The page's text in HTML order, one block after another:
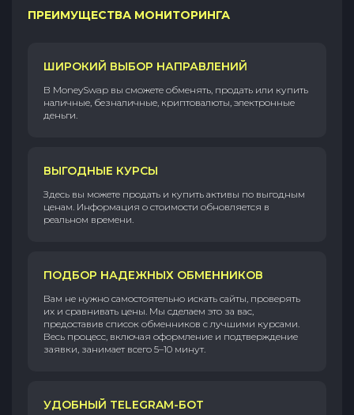
ПРЕИМУЩЕСТВА МОНИТОРИНГА
ШИРОКИЙ ВЫБОР НАПРАВЛЕНИЙ
В MoneySwap вы сможете обменять, продать или купить
наличные, безналичные, криптовалюты, электронные
деньги.
ВЫГОДНЫЕ КУРСЫ
Здесь вы можете продать и купить активы по выгодным
ценам. Информация о стоимости обновляется в
реальном времени.
ПОДБОР НАДЕЖНЫХ ОБМЕННИКОВ
Вам не нужно самостоятельно искать сайты, проверять
их и сравнивать цены. Мы сделаем это за вас,
предоставив список обменников с лучшими курсами.
Весь процесс, включая оформление и подтверждение
заявки, занимает всего 5–10 минут.
УДОБНЫЙ TELEGRAM-БОТ